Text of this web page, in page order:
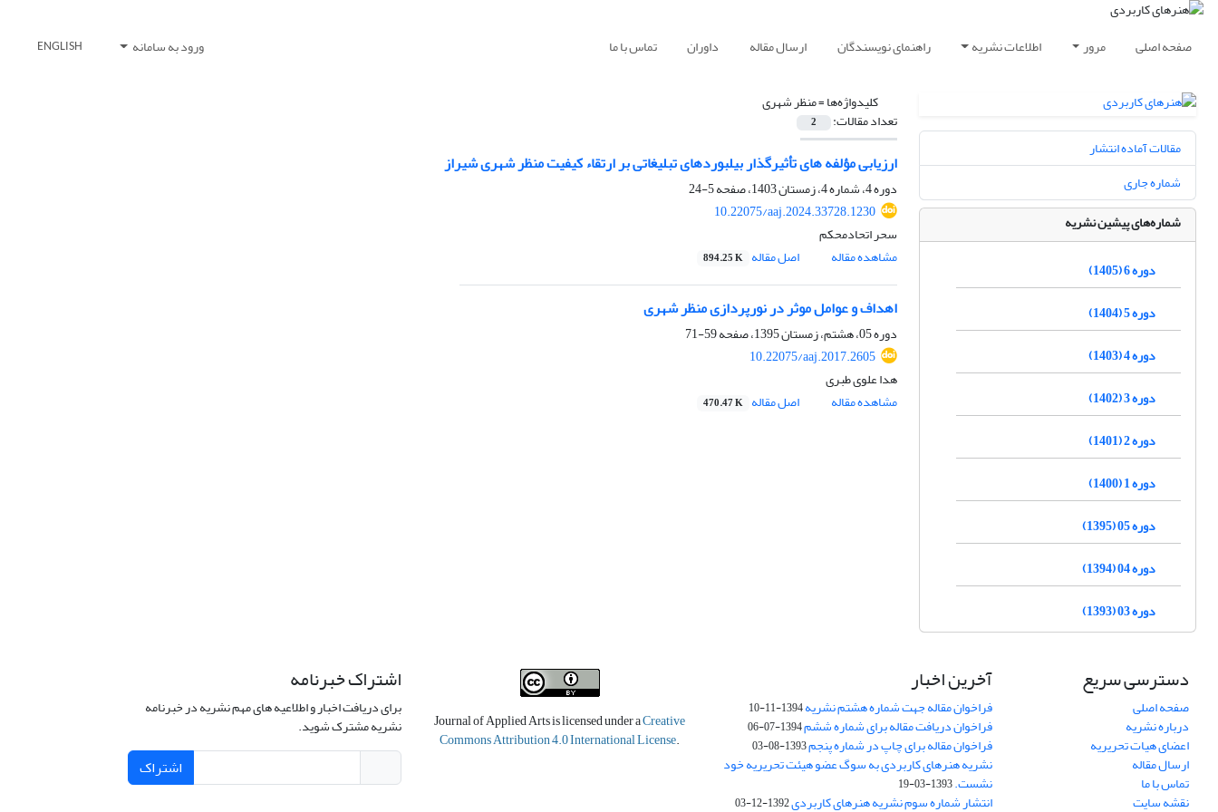
صفحه اصلی مرور اطلاعات نشریه راهنمای نویسندگان ارسال مقاله داوران تماس با ما ورود به سامانه ENGLISH
کلیدواژه‌ها =منظر شهری
تعداد مقالات: 2
ارزیابی مؤلفه های تأثیرگذار بیلبوردهای تبلیغاتی بر ارتقاء کیفیت منظر شهری شیراز
دوره 4، شماره 4، زمستان 1403، صفحه
5-24
10.22075/aaj.2024.33728.1230
سحر اتحادمحکم
مشاهده مقاله
اصل مقاله 894.25 K
اهداف و عوامل موثر در نورپردازی منظر شهری
دوره 05، هشتم، زمستان 1395، صفحه
59-71
10.22075/aaj.2017.2605
هدا علوی طبری
مشاهده مقاله
اصل مقاله 470.47 K
مقالات آماده انتشار
شماره جاری
شماره‌های پیشین نشریه
دوره 6 (1405)
دوره 5 (1404)
دوره 4 (1403)
دوره 3 (1402)
دوره 2 (1401)
دوره 1 (1400)
دوره 05 (1395)
دوره 04 (1394)
دوره 03 (1393)
دسترسی سریع
صفحه اصلی
درباره نشریه
اعضای هیات تحریریه
ارسال مقاله
تماس با ما
نقشه سایت
آخرین اخبار
فراخوان مقاله جهت شماره هشتم نشریه1394-11-10
فراخوان دریافت مقاله برای شماره ششم1394-07-06
فراخوان مقاله برای چاپ در شماره پنجم1393-08-03
نشریه هنرهای کاربردی به سوگ عضو هیئت تحریریه خود
نشست.1393-03-19
انتشار شماره سوم نشریه هنرهای کاربردی1392-12-03
Journal of Applied Arts is licensed under aCreative
Commons Attribution 4.0 International License.
اشتراک خبرنامه
برای دریافت اخبار و اطلاعیه های مهم نشریه در خبرنامه
نشریه مشترک شوید.
اشتراک